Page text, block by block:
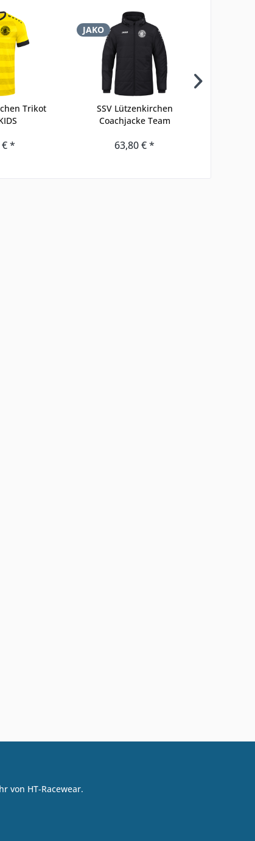
Trikot
€ *
JAKO
SSV Lützenkirchen
Coachjacke Team
63,80 € *
von HT-Racewear.